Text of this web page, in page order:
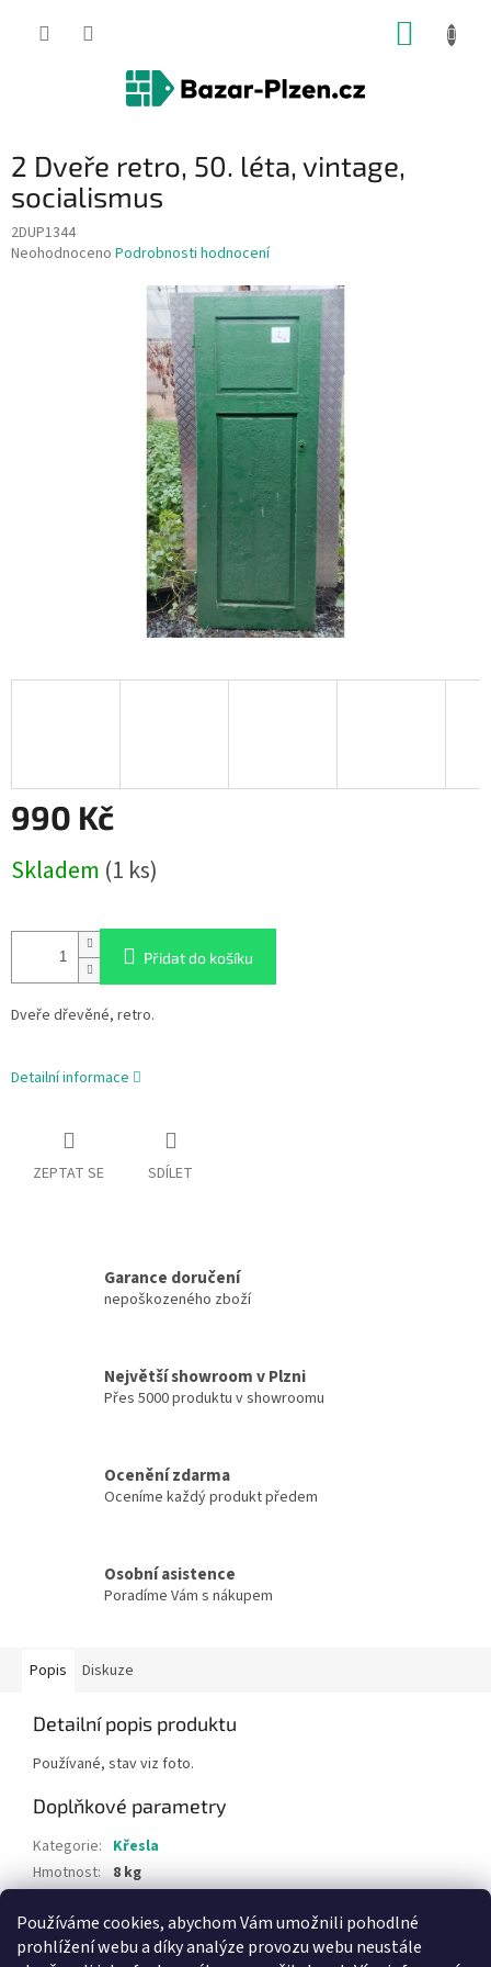
Používáme cookies, abychom Vám umožnili pohodlné
prohlížení webu a díky analýze provozu webu neustále
2 Dveře retro, 50. léta, vintage,
socialismus
2DUP1344
Průměrné
Neohodnoceno Podrobnosti hodnocení
990 Kč
cena:
Skladem (1 ks)
Přidat do košíku
Dveře dřevěné, retro.
Detailní informace
ZEPTAT SE SDÍLET
Garance doručení
nepoškozeného zboží
Největší showroom v Plzni
Přes 5000 produktu v showroomu
Ocenění zdarma
Oceníme každý produkt předem
Osobní asistence
Poradíme Vám s nákupem
Popis Diskuze
Detailní popis produktu
Používané, stav viz foto.
Doplňkové parametry
Kategorie: Křesla
Hmotnost:
8 kg
Rozměry: šířka 70 cm, výška 189 cm